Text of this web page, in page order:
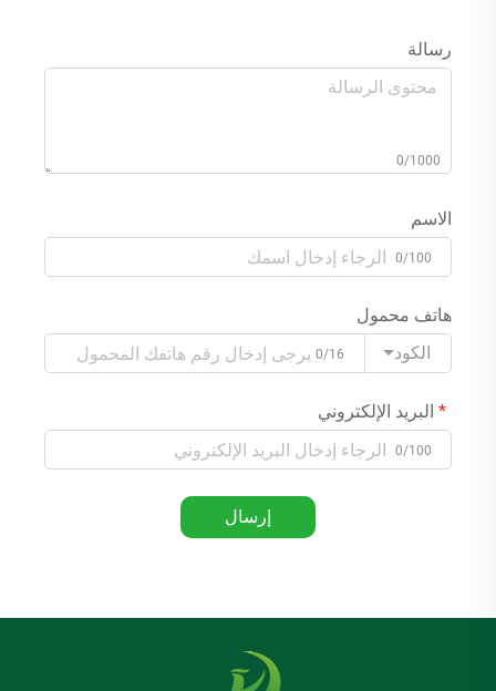
رسالة
0/1000
الاسم
0/100
هاتف محمول
الكود
0/16
البريد الإلكتروني
0/100
إرسال